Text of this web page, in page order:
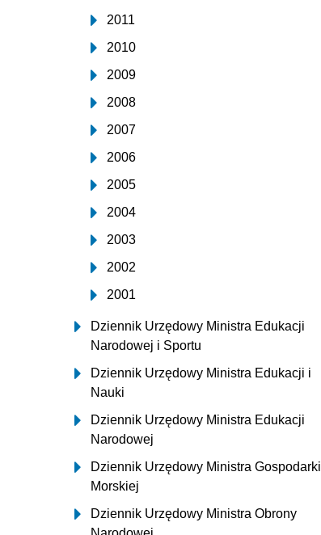
2011
2010
2009
2008
2007
2006
2005
2004
2003
2002
2001
Dziennik Urzędowy Ministra Edukacji
Narodowej i Sportu
Dziennik Urzędowy Ministra Edukacji i
Nauki
Dziennik Urzędowy Ministra Edukacji
Narodowej
Dziennik Urzędowy Ministra Gospodarki
Morskiej
Dziennik Urzędowy Ministra Obrony